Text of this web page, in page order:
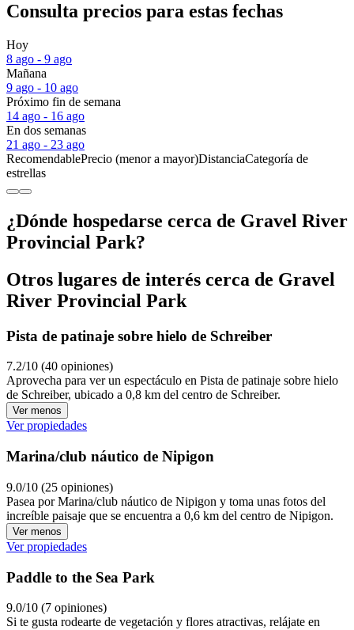
Consulta precios para estas fechas
Hoy
8 ago - 9 ago
Mañana
9 ago - 10 ago
Próximo fin de semana
14 ago - 16 ago
En dos semanas
21 ago - 23 ago
RecomendablePrecio (menor a mayor)DistanciaCategoría de
estrellas
¿Dónde hospedarse cerca de Gravel River
Provincial Park?
Otros lugares de interés cerca de Gravel
River Provincial Park
Pista de patinaje sobre hielo de Schreiber
7.2/10 (40 opiniones)
Aprovecha para ver un espectáculo en Pista de patinaje sobre hielo
de Schreiber, ubicado a 0,8 km del centro de Schreiber.
Ver menos
Ver propiedades
Marina/club náutico de Nipigon
9.0/10 (25 opiniones)
Pasea por Marina/club náutico de Nipigon y toma unas fotos del
increíble paisaje que se encuentra a 0,6 km del centro de Nipigon.
Ver menos
Ver propiedades
Paddle to the Sea Park
9.0/10 (7 opiniones)
Si te gusta rodearte de vegetación y flores atractivas, relájate en